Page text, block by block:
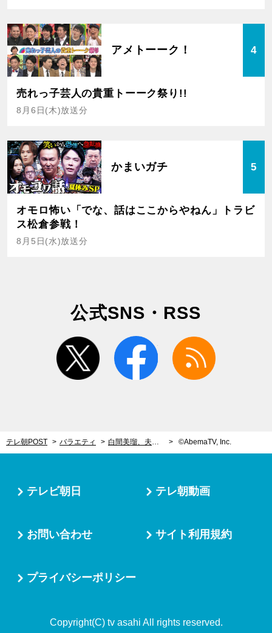
アメトーーク！ 4
売れっ子芸人の貴重トーーク祭り!!
8月6日(木)放送分
かまいガチ 5
オモロ怖い「でな、話はここからやねん」トラビ
ス松倉参戦！
8月5日(水)放送分
公式SNS・RSS
twitter facebook
テレ朝POST バラエティ 白間美瑠、夫・永田崇人と“船上キス”！思わず抱きつき「あかん…恥ずかしい」 ©AbemaTV, Inc.
テレビ朝日 テレ朝動画
お問い合わせ サイト利用規約
プライバシーポリシー
Copyright(C) tv asahi All rights reserved.